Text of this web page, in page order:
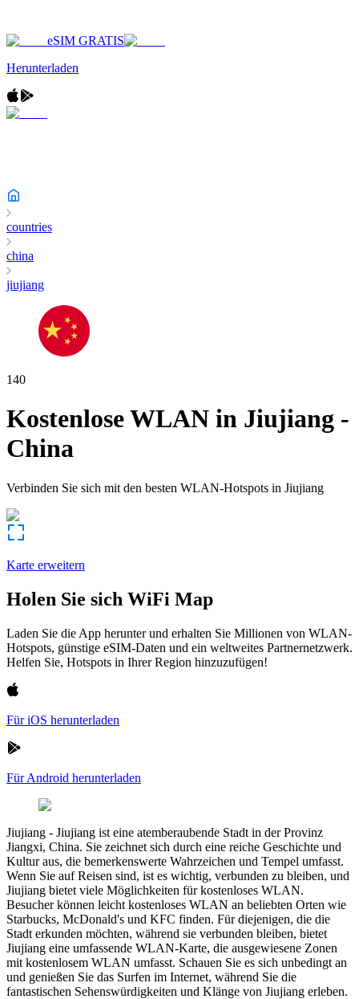
eSIM GRATIS
Herunterladen
countries
china
jiujiang
140
Kostenlose WLAN in Jiujiang -
China
Verbinden Sie sich mit den besten WLAN-Hotspots in Jiujiang
Karte erweitern
Holen Sie sich WiFi Map
Laden Sie die App herunter und erhalten Sie Millionen von WLAN-
Hotspots, günstige eSIM-Daten und ein weltweites Partnernetzwerk.
Helfen Sie, Hotspots in Ihrer Region hinzuzufügen!
Für iOS herunterladen
Für Android herunterladen
Jiujiang - Jiujiang ist eine atemberaubende Stadt in der Provinz
Jiangxi, China. Sie zeichnet sich durch eine reiche Geschichte und
Kultur aus, die bemerkenswerte Wahrzeichen und Tempel umfasst.
Wenn Sie auf Reisen sind, ist es wichtig, verbunden zu bleiben, und
Jiujiang bietet viele Möglichkeiten für kostenloses WLAN.
Besucher können leicht kostenloses WLAN an beliebten Orten wie
Starbucks, McDonald's und KFC finden. Für diejenigen, die die
Stadt erkunden möchten, während sie verbunden bleiben, bietet
Jiujiang eine umfassende WLAN-Karte, die ausgewiesene Zonen
mit kostenlosem WLAN umfasst. Schauen Sie es sich unbedingt an
und genießen Sie das Surfen im Internet, während Sie die
fantastischen Sehenswürdigkeiten und Klänge von Jiujiang erleben.